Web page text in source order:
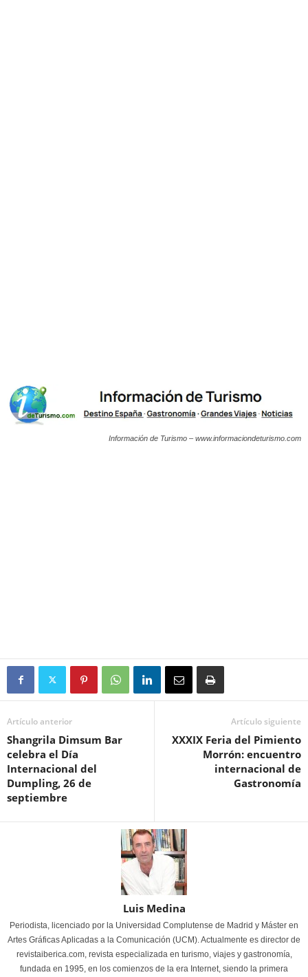
Información de Turismo – www.informaciondeturismo.com
Artículo anterior
Shangrila Dimsum Bar
celebra el Día
Internacional del
Dumpling, 26 de
septiembre
Artículo siguiente
XXXIX Feria del Pimiento
Morrón: encuentro
internacional de
Gastronomía
Luis Medina
Periodista, licenciado por la Universidad Complutense de Madrid y Máster en
Artes Gráficas Aplicadas a la Comunicación (UCM). Actualmente es director de
revistaiberica.com, revista especializada en turismo, viajes y gastronomía,
fundada en 1995, en los comienzos de la era Internet, siendo la primera